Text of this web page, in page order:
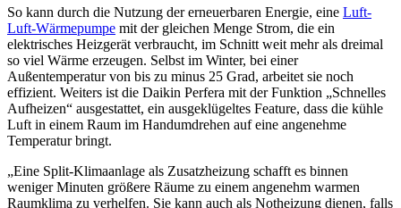
So kann durch die Nutzung der erneuerbaren Energie, eine Luft-
Luft-Wärmepumpe mit der gleichen Menge Strom, die ein
elektrisches Heizgerät verbraucht, im Schnitt weit mehr als dreimal
so viel Wärme erzeugen. Selbst im Winter, bei einer
Außentemperatur von bis zu minus 25 Grad, arbeitet sie noch
effizient. Weiters ist die Daikin Perfera mit der Funktion „Schnelles
Aufheizen“ ausgestattet, ein ausgeklügeltes Feature, dass die kühle
Luft in einem Raum im Handumdrehen auf eine angenehme
Temperatur bringt.
„Eine Split-Klimaanlage als Zusatzheizung schafft es binnen
weniger Minuten größere Räume zu einem angenehm warmen
Raumklima zu verhelfen. Sie kann auch als Notheizung dienen, falls